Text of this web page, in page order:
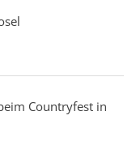
Countryfest in